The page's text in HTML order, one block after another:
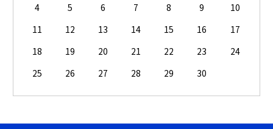
4
5 6 7 8 9
10
11
12 13 14 15 16
17
18
19 20 21 22 23
24
25
26 27 28 29 30